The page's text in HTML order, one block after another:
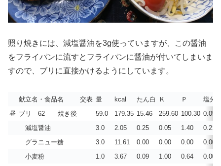
照り焼きには、減塩醤油を3g使っていますが、この醤油
をフライパンに流すとフライパンに醤油が付いてしまいま
すので、ブリに直接かけるようにしています。
献立名・食品名 交表 量 kcal たん白 Ｋ Ｐ
塩分
昼 ブリ 62 焼き後 59.0 179.35 15.46 259.60 100.30 0.059
減塩醤油
3.0 2.05 0.25 0.05 1.40
0.210
グラニュー糖
3.0 11.61 0.00 0.00 0.00
0.000
小麦粉
1.0 3.67 0.09 1.00 0.64
0.000